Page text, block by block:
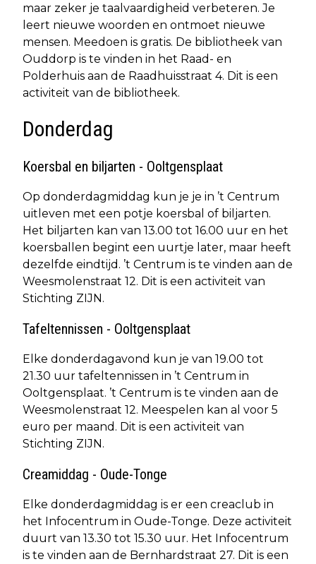
maar zeker je taalvaardigheid verbeteren. Je
leert nieuwe woorden en ontmoet nieuwe
mensen. Meedoen is gratis. De bibliotheek van
Ouddorp is te vinden in het Raad- en
Polderhuis aan de Raadhuisstraat 4. Dit is een
activiteit van de bibliotheek.
Donderdag
Koersbal en biljarten - Ooltgensplaat
Op donderdagmiddag kun je je in ’t Centrum
uitleven met een potje koersbal of biljarten.
Het biljarten kan van 13.00 tot 16.00 uur en het
koersballen begint een uurtje later, maar heeft
dezelfde eindtijd. ’t Centrum is te vinden aan de
Weesmolenstraat 12. Dit is een activiteit van
Stichting ZIJN.
Tafeltennissen - Ooltgensplaat
Elke donderdagavond kun je van 19.00 tot
21.30 uur tafeltennissen in ’t Centrum in
Ooltgensplaat. ’t Centrum is te vinden aan de
Weesmolenstraat 12. Meespelen kan al voor 5
euro per maand. Dit is een activiteit van
Stichting ZIJN.
Creamiddag - Oude-Tonge
Elke donderdagmiddag is er een creaclub in
het Infocentrum in Oude-Tonge. Deze activiteit
duurt van 13.30 tot 15.30 uur. Het Infocentrum
is te vinden aan de Bernhardstraat 27. Dit is een